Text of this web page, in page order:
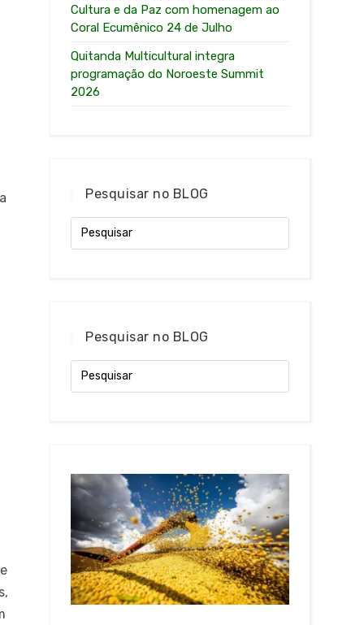
Cultura e da Paz com homenagem ao
Coral Ecumênico 24 de Julho
Quitanda Multicultural integra
programação do Noroeste Summit
2026
Pesquisar no BLOG
Pesquisar no BLOG